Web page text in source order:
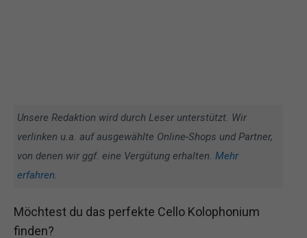
Unsere Redaktion wird durch Leser unterstützt. Wir
verlinken u.a. auf ausgewählte Online-Shops und Partner,
von denen wir ggf. eine Vergütung erhalten. Mehr
erfahren.
Möchtest du das perfekte Cello Kolophonium
finden?